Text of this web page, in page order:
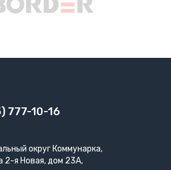
777-10-16
округ Коммунарка,
2-я Новая, дом 23А,